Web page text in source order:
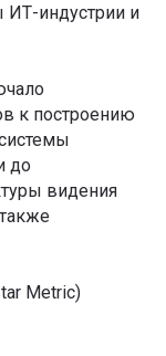
ИТ-индустрии и
к построению
до
видения
Metric)